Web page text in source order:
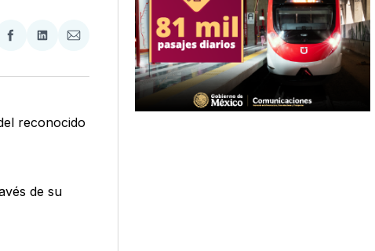
Compartir
Facebook
Compartir
LinkedIn
Compartir
Email
reconocido
de su